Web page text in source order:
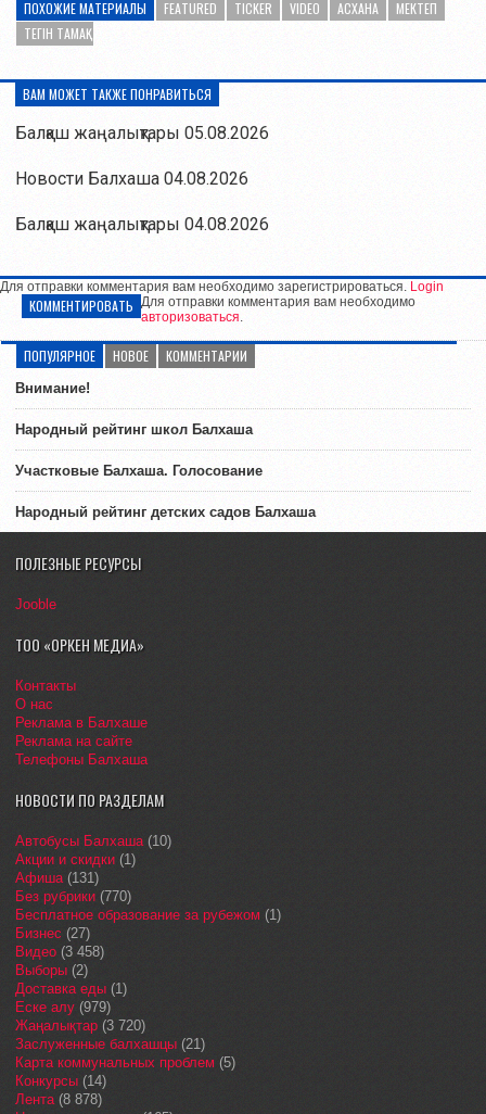
ПОХОЖИЕ МАТЕРИАЛЫ FEATURED TICKER VIDEO АСХАНА
МЕКТЕП
ТЕГІН ТАМАҚ
ВАМ МОЖЕТ ТАКЖЕ ПОНРАВИТЬСЯ
Балқаш жаңалықтары 05.08.2026
Новости Балхаша 04.08.2026
Балқаш жаңалықтары 04.08.2026
Для отправки комментария вам необходимо зарегистрироваться. Login
КОММЕНТИРОВАТЬ Для отправки комментария вам необходимо
авторизоваться.
ПОПУЛЯРНОЕ НОВОЕ КОММЕНТАРИИ
Внимание!
Народный рейтинг школ Балхаша
Участковые Балхаша. Голосование
Народный рейтинг детских садов Балхаша
ПОЛЕЗНЫЕ РЕСУРСЫ
Jooble
ТОО «ОРКЕН МЕДИА»
Контакты
О нас
Реклама в Балхаше
Реклама на сайте
Телефоны Балхаша
НОВОСТИ ПО РАЗДЕЛАМ
Автобусы Балхаша(10)
Акции и скидки (1)
Афиша(131)
Без рубрики (770)
Бесплатное образование за рубежом (1)
Бизнес (27)
Видео (3 458)
Выборы (2)
Доставка еды (1)
Еске алу (979)
Жаңалықтар (3 720)
Заслуженные балхашцы (21)
Карта коммунальных проблем (5)
Конкурсы (14)
Лента(8 878)